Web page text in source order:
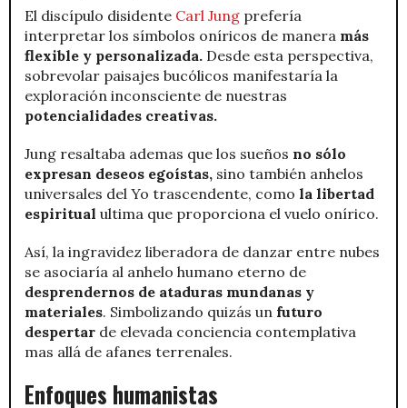
El discípulo disidente Carl Jung prefería
interpretar los símbolos oníricos de manera más
flexible y personalizada. Desde esta perspectiva,
sobrevolar paisajes bucólicos manifestaría la
exploración inconsciente de nuestras
potencialidades creativas.
Jung resaltaba ademas que los sueños no sólo
expresan deseos egoístas, sino también anhelos
universales del Yo trascendente, como la libertad
espiritual ultima que proporciona el vuelo onírico.
Así, la ingravidez liberadora de danzar entre nubes
se asociaría al anhelo humano eterno de
desprendernos de ataduras mundanas y
materiales. Simbolizando quizás un futuro
despertar de elevada conciencia contemplativa
mas allá de afanes terrenales.
Enfoques humanistas